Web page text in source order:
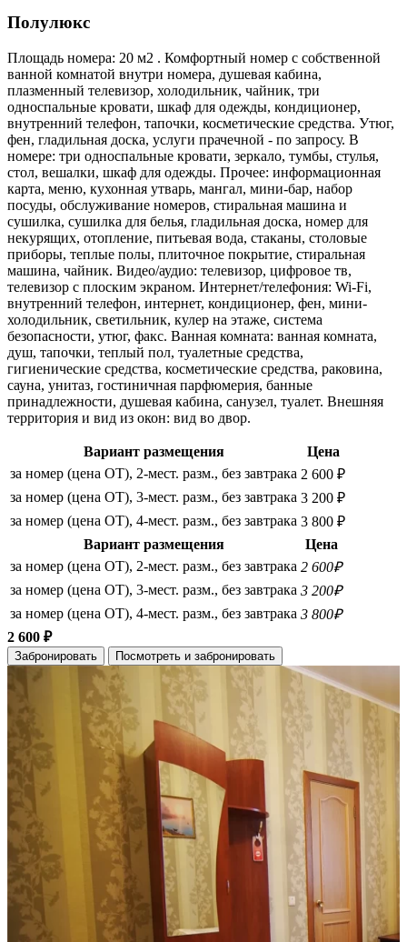
Полулюкс
Площадь номера: 20 м2 . Комфортный номер с собственной
ванной комнатой внутри номера, душевая кабина,
плазменный телевизор, холодильник, чайник, три
односпальные кровати, шкаф для одежды, кондиционер,
внутренний телефон, тапочки, косметические средства. Утюг,
фен, гладильная доска, услуги прачечной - по запросу. В
номере: три односпальные кровати, зеркало, тумбы, стулья,
стол, вешалки, шкаф для одежды. Прочее: информационная
карта, меню, кухонная утварь, мангал, мини-бар, набор
посуды, обслуживание номеров, стиральная машина и
сушилка, сушилка для белья, гладильная доска, номер для
некурящих, отопление, питьевая вода, стаканы, столовые
приборы, теплые полы, плиточное покрытие, стиральная
машина, чайник. Видео/аудио: телевизор, цифровое тв,
телевизор с плоским экраном. Интернет/телефония: Wi-Fi,
внутренний телефон, интернет, кондиционер, фен, мини-
холодильник, светильник, кулер на этаже, система
безопасности, утюг, факс. Ванная комната: ванная комната,
душ, тапочки, теплый пол, туалетные средства,
гигиенические средства, косметические средства, раковина,
сауна, унитаз, гостиничная парфюмерия, банные
принадлежности, душевая кабина, санузел, туалет. Внешняя
территория и вид из окон: вид во двор.
Вариант размещения
Цена
за номер (цена ОТ), 2-мест. разм., без завтрака 2 600 ₽
за номер (цена ОТ), 3-мест. разм., без завтрака 3 200 ₽
за номер (цена ОТ), 4-мест. разм., без завтрака 3 800 ₽
Вариант размещения
Цена
за номер (цена ОТ), 2-мест. разм., без завтрака 2 600₽
за номер (цена ОТ), 3-мест. разм., без завтрака 3 200₽
за номер (цена ОТ), 4-мест. разм., без завтрака 3 800₽
2 600 ₽
Забронировать Посмотреть и забронировать